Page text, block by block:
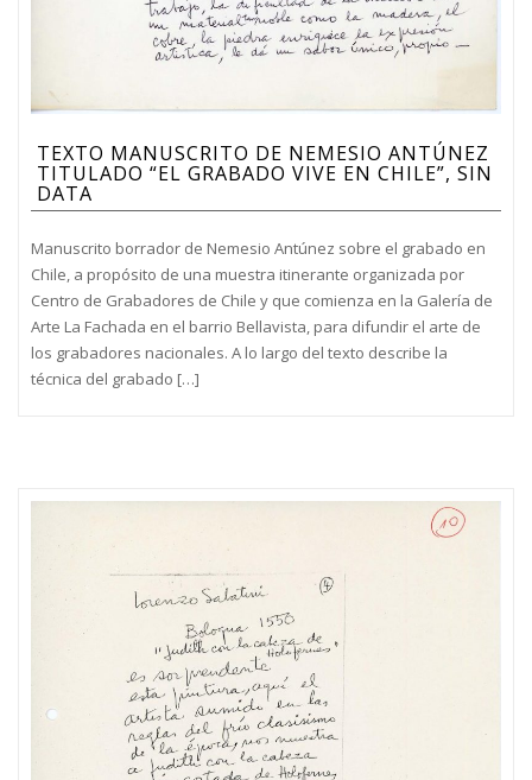
TEXTO MANUSCRITO DE NEMESIO ANTÚNEZ
TITULADO “EL GRABADO VIVE EN CHILE”, SIN
DATA
Manuscrito borrador de Nemesio Antúnez sobre el grabado en
Chile, a propósito de una muestra itinerante organizada por
Centro de Grabadores de Chile y que comienza en la Galería de
Arte La Fachada en el barrio Bellavista, para difundir el arte de
los grabadores nacionales. A lo largo del texto describe la
técnica del grabado […]